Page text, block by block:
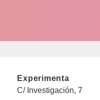
Experimenta
C/ Investigación, 7